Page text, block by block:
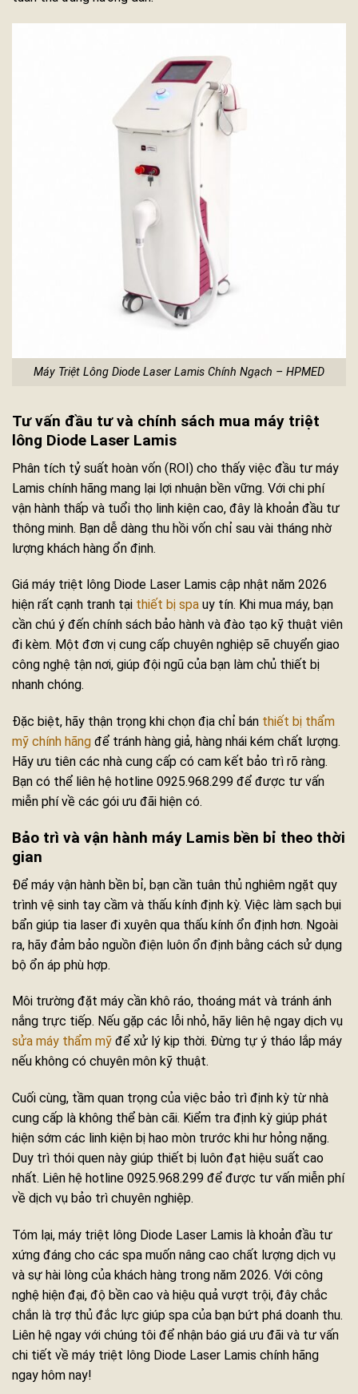
Máy Triệt Lông Diode Laser Lamis Chính Ngạch – HPMED
Tư vấn đầu tư và chính sách mua máy triệt
lông Diode Laser Lamis
Phân tích tỷ suất hoàn vốn (ROI) cho thấy việc đầu tư máy
Lamis chính hãng mang lại lợi nhuận bền vững. Với chi phí
vận hành thấp và tuổi thọ linh kiện cao, đây là khoản đầu tư
thông minh. Bạn dễ dàng thu hồi vốn chỉ sau vài tháng nhờ
lượng khách hàng ổn định.
Giá máy triệt lông Diode Laser Lamis cập nhật năm 2026
hiện rất cạnh tranh tại thiết bị spa uy tín. Khi mua máy, bạn
cần chú ý đến chính sách bảo hành và đào tạo kỹ thuật viên
đi kèm. Một đơn vị cung cấp chuyên nghiệp sẽ chuyển giao
công nghệ tận nơi, giúp đội ngũ của bạn làm chủ thiết bị
nhanh chóng.
Đặc biệt, hãy thận trọng khi chọn địa chỉ bán thiết bị thẩm
mỹ chính hãng để tránh hàng giả, hàng nhái kém chất lượng.
Hãy ưu tiên các nhà cung cấp có cam kết bảo trì rõ ràng.
Bạn có thể liên hệ hotline 0925.968.299 để được tư vấn
miễn phí về các gói ưu đãi hiện có.
Bảo trì và vận hành máy Lamis bền bỉ theo thời
gian
Để máy vận hành bền bỉ, bạn cần tuân thủ nghiêm ngặt quy
trình vệ sinh tay cầm và thấu kính định kỳ. Việc làm sạch bụi
bẩn giúp tia laser đi xuyên qua thấu kính ổn định hơn. Ngoài
ra, hãy đảm bảo nguồn điện luôn ổn định bằng cách sử dụng
bộ ổn áp phù hợp.
Môi trường đặt máy cần khô ráo, thoáng mát và tránh ánh
nắng trực tiếp. Nếu gặp các lỗi nhỏ, hãy liên hệ ngay dịch vụ
sửa máy thẩm mỹ để xử lý kịp thời. Đừng tự ý tháo lắp máy
nếu không có chuyên môn kỹ thuật.
Cuối cùng, tầm quan trọng của việc bảo trì định kỳ từ nhà
cung cấp là không thể bàn cãi. Kiểm tra định kỳ giúp phát
hiện sớm các linh kiện bị hao mòn trước khi hư hỏng nặng.
Duy trì thói quen này giúp thiết bị luôn đạt hiệu suất cao
nhất. Liên hệ hotline 0925.968.299 để được tư vấn miễn phí
về dịch vụ bảo trì chuyên nghiệp.
Tóm lại, máy triệt lông Diode Laser Lamis là khoản đầu tư
xứng đáng cho các spa muốn nâng cao chất lượng dịch vụ
và sự hài lòng của khách hàng trong năm 2026. Với công
nghệ hiện đại, độ bền cao và hiệu quả vượt trội, đây chắc
chắn là trợ thủ đắc lực giúp spa của bạn bứt phá doanh thu.
Liên hệ ngay với chúng tôi để nhận báo giá ưu đãi và tư vấn
chi tiết về máy triệt lông Diode Laser Lamis chính hãng
ngay hôm nay!